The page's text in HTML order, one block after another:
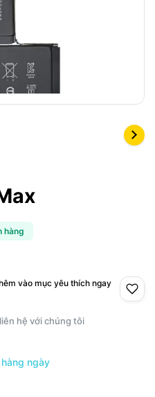
hàng
vào mục yêu thích ngay
hệ với chúng tôi
ngày